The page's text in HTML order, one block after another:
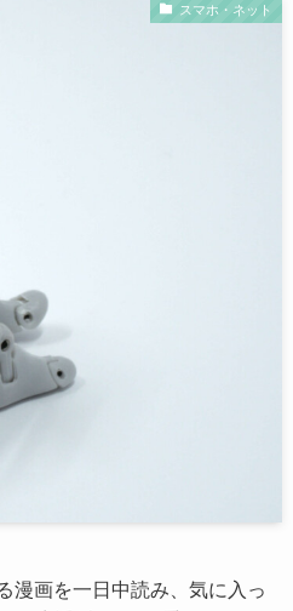
スマホ・ネット
漫画を一日中読み、気に入っ